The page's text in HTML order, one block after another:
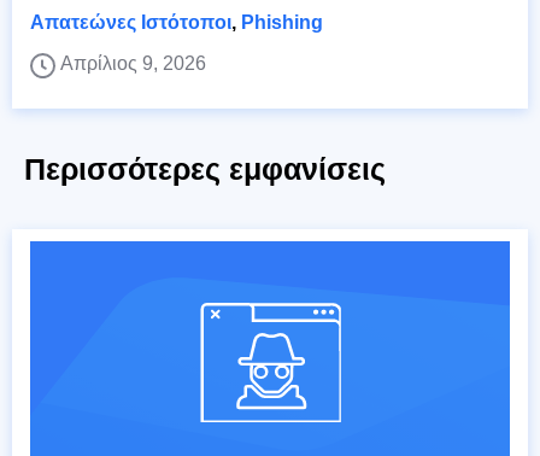
Απατεώνες Ιστότοποι, Phishing
Απρίλιος 9, 2026
Περισσότερες εμφανίσεις